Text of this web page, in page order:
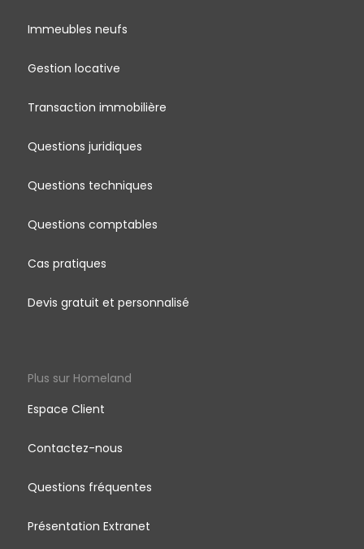
Immeubles neufs
Gestion locative
Transaction immobilière
Questions juridiques
Questions techniques
Questions comptables
Cas pratiques
Devis gratuit et personnalisé
Plus sur Homeland
Espace Client
Contactez-nous
Questions fréquentes
Présentation Extranet